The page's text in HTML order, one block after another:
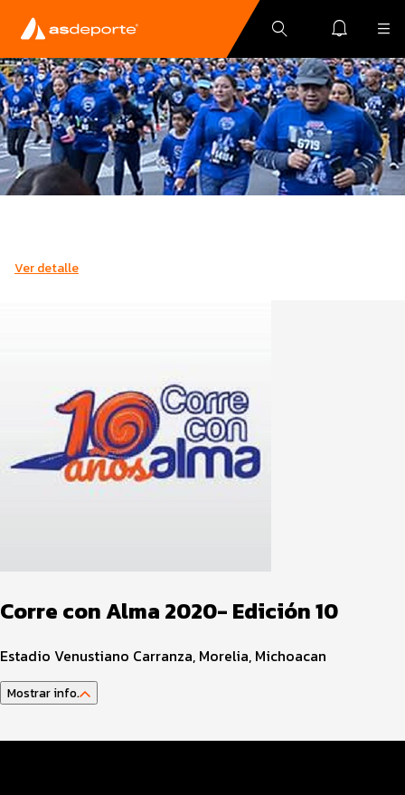
Ver detalle
Corre con Alma 2020- Edición 10
Estadio Venustiano Carranza, Morelia, Michoacan
Mostrar info.